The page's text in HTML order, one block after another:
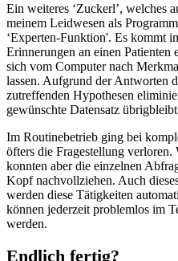
Ein weiteres ‘Zuckerl’, welches
meinem Leidwesen als
‘Experten-Funktion'. Es kommt
Erinnerungen an einen Patienten
sich vom Computer nach
lassen. Aufgrund der Antworten
zutreffenden Hypothesen
gewünschte Datensatz
Im Routinebetrieb ging bei
öfters die Fragestellung
konnten aber die einzelnen
Kopf nachvollziehen. Auch
werden diese Tätigkeiten
können jederzeit problemlos im
werden.
Endlich fertig?